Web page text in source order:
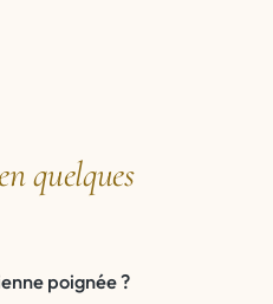
quelques
poignée ?